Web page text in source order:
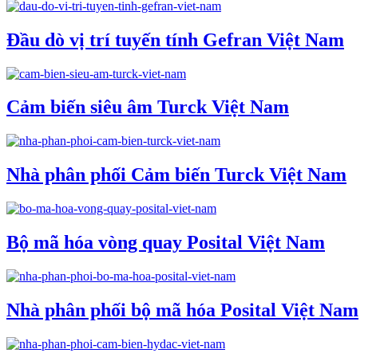
Đầu dò vị trí tuyến tính Gefran Việt Nam
Cảm biến siêu âm Turck Việt Nam
Nhà phân phối Cảm biến Turck Việt Nam
Bộ mã hóa vòng quay Posital Việt Nam
Nhà phân phối bộ mã hóa Posital Việt Nam